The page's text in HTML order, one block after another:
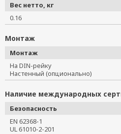
Вес нетто, кг
0.16
Монтаж
Монтаж
На DIN-рейку
Настенный (опционально)
Наличие международных
Безопасность
EN 62368-1
UL 61010-2-201